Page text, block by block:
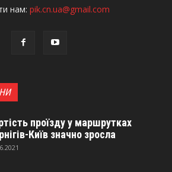
нам: pik.cn.ua@gmail.com
проїзду у маршрутках
Київ значно зросла